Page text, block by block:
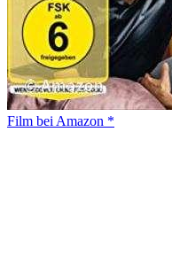
Film bei Amazon *